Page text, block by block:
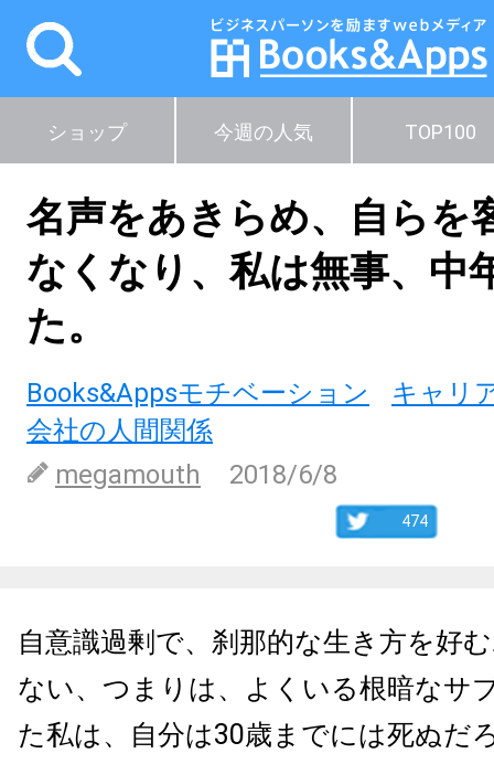
ショップ 今週の人気 TOP100
名声をあきらめ、自らを
なくなり、私は無事、中
た。
Books&Appsモチベーション
キャリ
会社の人間関係
megamouth
2018/6/8
474
自意識過剰で、刹那的な生き方を好
ない、つまりは、よくいる根暗なサ
た私は、自分は30歳までには死ぬだ